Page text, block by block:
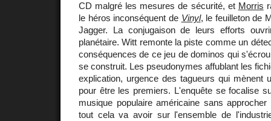
CD malgré les mesures de sécurité, et Morris
le héros inconséquent de Vinyl, le feuilleton de
Jagger. La conjugaison de leurs efforts
planétaire. Witt remonte la piste comme un
conséquences de ce jeu de dominos qui
se construit. Les pseudonymes affublant les
explication, urgence des tagueurs qui mènent
pour être les premiers. L'enquête se focalise
musique populaire américaine sans
tout cela va avoir sur l'ensemble de